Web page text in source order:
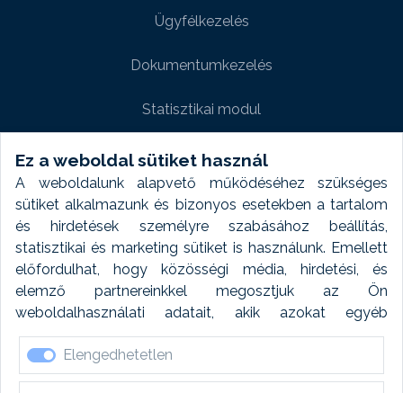
Ez a weboldal sütiket használ
A weboldalunk alapvető működéséhez szükséges
sütiket alkalmazunk és bizonyos esetekben a tartalom
és hirdetések személyre szabásához beállítás,
statisztikai és marketing sütiket is használunk. Emellett
előfordulhat, hogy közösségi média, hirdetési, és
elemző partnereinkkel megosztjuk az Ön
weboldalhasználati adatait, akik azokat egyéb
forrásokból gyűjtött adatokkal kombinálhatják. A sütik
elfogadásával kapcsolatosan naplózást végzünk és
ezen adatokat 6 hónap után automatikusan töröljük. A
Elengedhetetlen
Ügyfélkezelés
Dokumentumkezelés
Statisztikai modul
Weboldal modul
Fényképtár extra modul
Autómosó modul
Feladatütemezés